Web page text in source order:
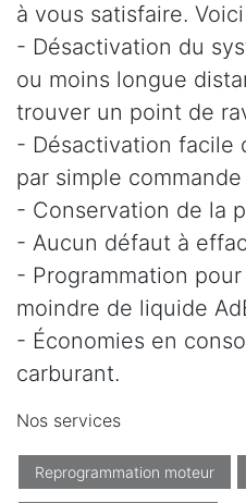
à vous satisfaire.
- Désactivation du
ou moins longue
trouver un point de
- Désactivation facile
par simple
- Conservation de la
- Aucun défaut à
- Programmation
moindre de liquide
- Économies en
carburant.
Nos services
Reprogrammation moteur